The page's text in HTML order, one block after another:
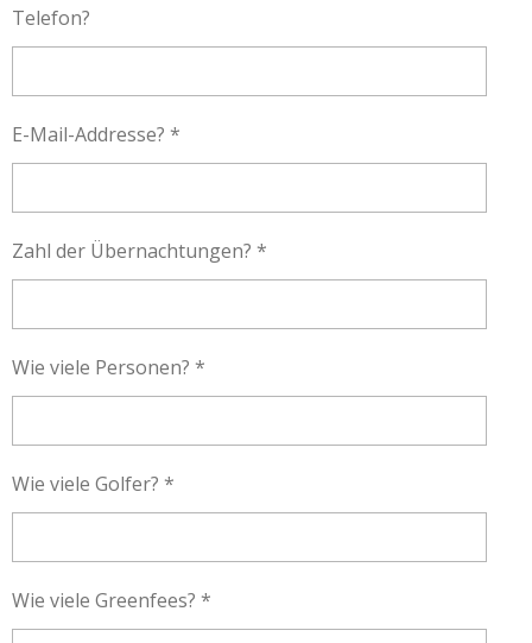
Telefon?
E-Mail-Addresse? *
Zahl der Übernachtungen? *
Wie viele Personen? *
Wie viele Golfer? *
Wie viele Greenfees? *